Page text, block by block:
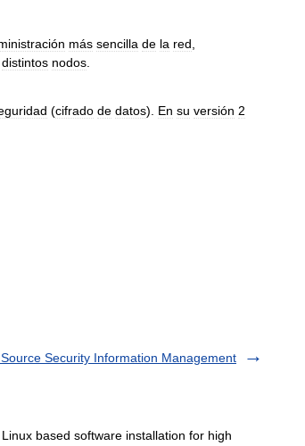
más sencilla de la red
distintos nodos
(cifrado de datos). En su versión 2
Security Information Management
based software installation for high